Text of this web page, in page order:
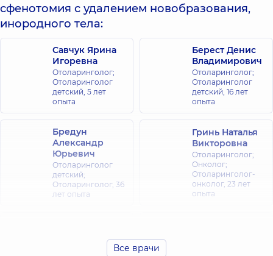
сфенотомия с удалением новобразования,
инородного тела:
Савчук Ярина
Игоревна
Отоларинголог;
Отоларинголог
детский, 5 лет
опыта
Берест Денис
Владимирович
Отоларинголог;
Отоларинголог
детский, 16 лет
опыта
Бредун
Александр
Юрьевич
Отоларинголог
детский;
Отоларинголог, 36
лет опыта
Гринь Наталья
Викторовна
Отоларинголог;
Онколог;
Отоларинголог-
онколог, 23 лет
опыта
Все врачи